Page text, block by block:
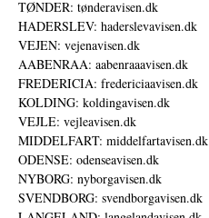
TØNDER: tønderavisen.dk
HADERSLEV: haderslevavisen.dk
VEJEN: vejenavisen.dk
AABENRAA: aabenraaavisen.dk
FREDERICIA: fredericiaavisen.dk
KOLDING: koldingavisen.dk
VEJLE: vejleavisen.dk
MIDDELFART: middelfartavisen.dk
ODENSE: odenseavisen.dk
NYBORG: nyborgavisen.dk
SVENDBORG: svendborgavisen.dk